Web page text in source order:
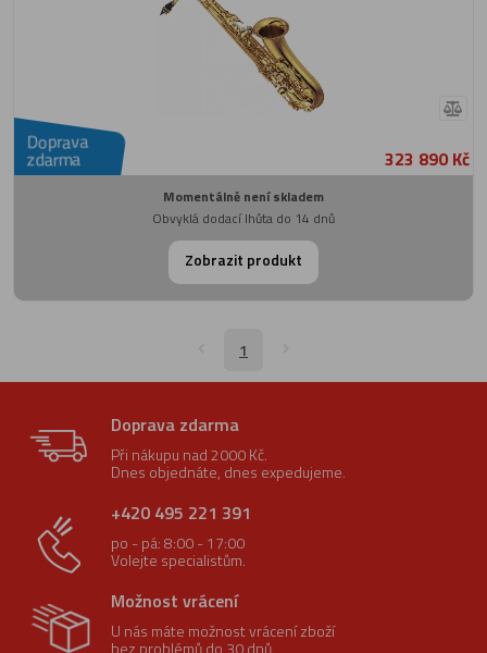
Doprava
zdarma 323 890 Kč
Momentálně není skladem
Obvyklá dodací lhůta do 14 dnů
Zobrazit produkt
1
Doprava zdarma
Při nákupu nad 2000 Kč.
Dnes objednáte, dnes expedujeme.
+420 495 221 391
po - pá: 8:00 - 17:00
Volejte specialistům.
Možnost vrácení
U nás máte možnost vrácení zboží
bez problémů do 30 dnů.